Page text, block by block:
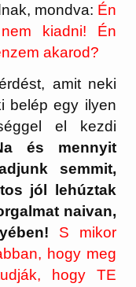
mondva: Én
kiadni! Én
akarod?
amit neki
belép egy ilyen
el kezdi
és mennyit
semmit,
jól lehúztak
naivan,
S mikor
hogy meg
hogy TE